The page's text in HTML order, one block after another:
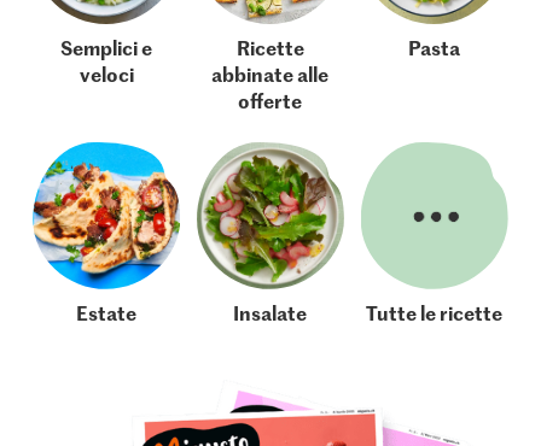
Semplici e
veloci
Ricette
abbinate alle
offerte
Pasta
Estate Insalate Tutte le ricette